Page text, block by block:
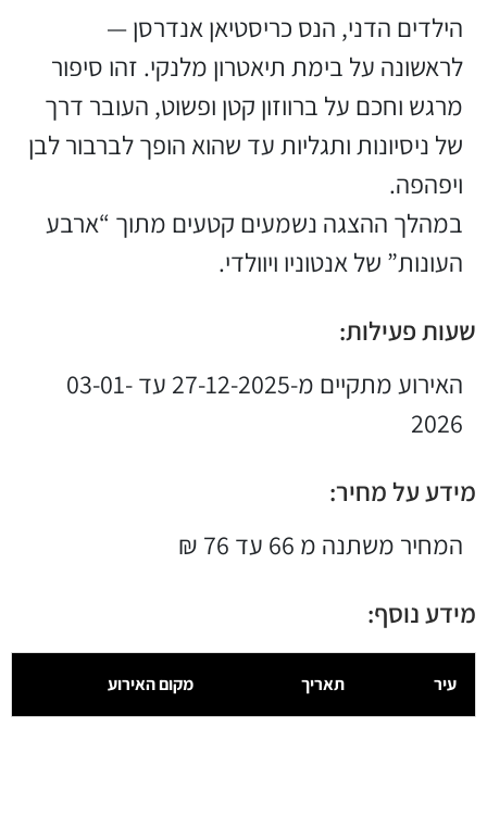
הילדים הדני, הנס כריסטיאן אנדרסן —
לראשונה על בימת תיאטרון מלנקי. זהו סיפור
מרגש וחכם על ברווזון קטן ופשוט, העובר דרך
של ניסיונות ותגליות עד שהוא הופך לברבור לבן
ויפהפה.
במהלך ההצגה נשמעים קטעים מתוך “ארבע
העונות” של אנטוניו ויוולדי.
שעות פעילות:
האירוע מתקיים מ-27-12-2025 עד 03-01-
2026
מידע על מחיר:
המחיר משתנה מ 66 עד 76 ₪
מידע נוסף:
עיר תאריך מקום האירוע